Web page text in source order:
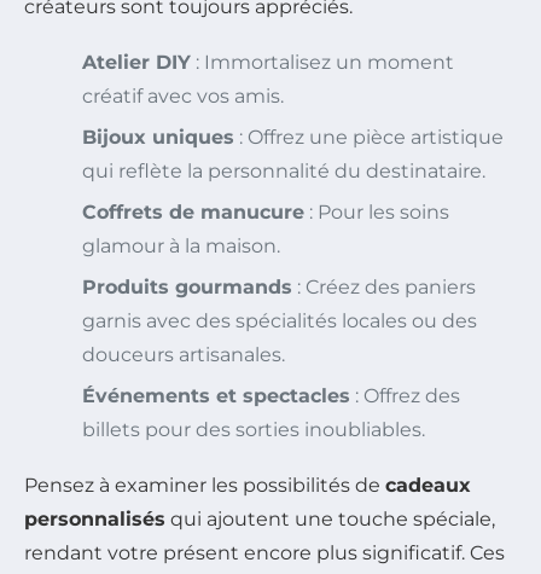
créateurs sont toujours appréciés.
Atelier DIY : Immortalisez un moment
créatif avec vos amis.
Bijoux uniques : Offrez une pièce artistique
qui reflète la personnalité du destinataire.
Coffrets de manucure : Pour les soins
glamour à la maison.
Produits gourmands : Créez des paniers
garnis avec des spécialités locales ou des
douceurs artisanales.
Événements et spectacles : Offrez des
billets pour des sorties inoubliables.
Pensez à examiner les possibilités de cadeaux
personnalisés qui ajoutent une touche spéciale,
rendant votre présent encore plus significatif. Ces